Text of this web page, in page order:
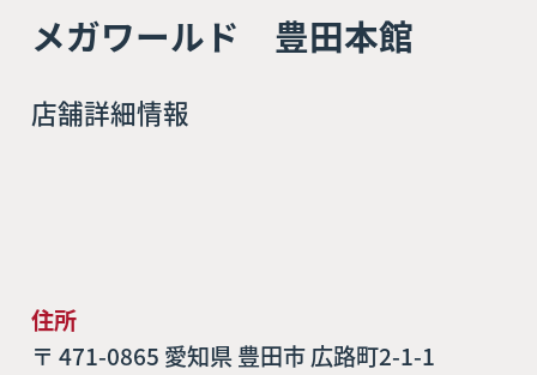
メガワールド 豊田本館
店舗詳細情報
住所
〒 471-0865 愛知県 豊田市 広路町2-1-1